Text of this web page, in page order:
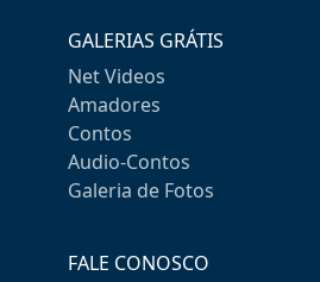
GALERIAS GRÁTIS
Net Videos
Amadores
Contos
Audio-Contos
Galeria de Fotos
FALE CONOSCO